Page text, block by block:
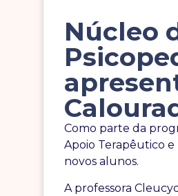
Núcleo
Como parte da
Apoio Terapêutico e
novos alunos.
A professora